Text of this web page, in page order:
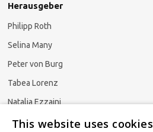
Herausgeber
Philipp Roth
Selina Many
Peter von Burg
Tabea Lorenz
Natalja Ezzaini
This website uses cookies